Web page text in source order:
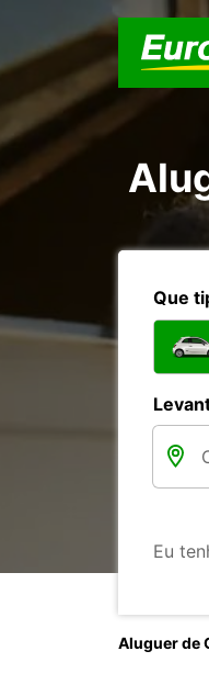
Que
Eu
Aluguer de